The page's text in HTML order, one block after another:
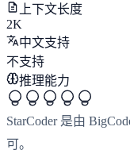
上下文长度
2K
中文支持
不支持
推理能力
StarCoder 是由
可。